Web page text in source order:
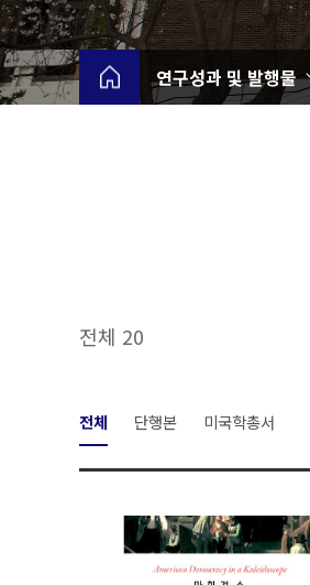
연구성과 및 발행물
전체 20
전체 단행본 미국학총서